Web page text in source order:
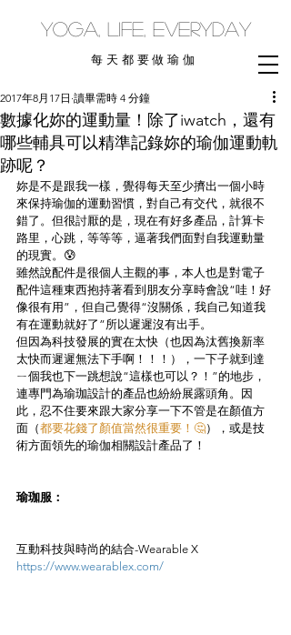
yoga, life, everyday
每天都要做瑜伽
數據化妳的運動量！除了iwatch，還有
哪些輔具可以精準記錄妳的瑜伽運動軌
跡呢？
2017年8月17日 讀畢需時 4 分鐘
妳是不是跟我一樣，覺得每天至少擠出一個小時
來保持瑜伽的運動習慣，對自己有交代，就很不
錯了。但很討厭的是，現在有好多產品，計算卡
路里，心跳，等等等，逼著我們面對自我運動量
的現實。😰
雖然說配件是很個人主觀的事，本人也是對電子
配件這種東西抱持著看到朋友分享時會說“哇！好
像很有用”，但自己覺得“沒關係，我自己知道我
有在運動就好了”所以遲遲沒有出手。
但因為科技發展的實在太快（也因為汰舊換新率
太快而遲遲無法下手啊！！！），一下子就到達
ㄧ個我也下一跳想說“這樣也可以？！”的地步，
連專門為瑜珈設計的產品也紛紛展露頭角。因
此，忍不住要來跟大家分享一下不管是在顏值方
面（都要花錢了顏值當然很重要！🤔），或是技
術方面領先的瑜伽相關設計產品了！
瑜珈服：
互動科技與時尚的結合-Wearable X
https://www.wearablex.com/